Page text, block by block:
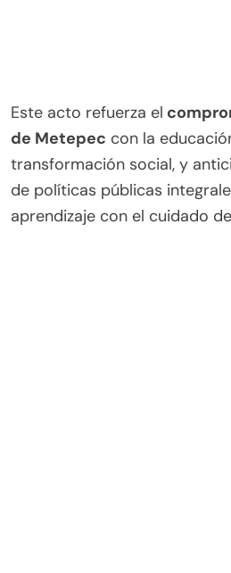
Este acto refuerza el
de Metepec con la
transformación social, y
de políticas públicas
aprendizaje con el cuidado